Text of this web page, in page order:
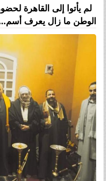
لم يأتوا إلى القاهرة
الوطن ما زال يعرف